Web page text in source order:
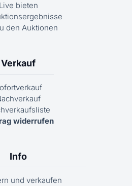
Live bieten
den Auktionen
Verkauf
widerrufen
Info
und verkaufen